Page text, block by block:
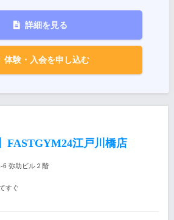
詳細を見る
体験・入会を申し込む
FASTGYM24江戸川橋店
6 弥助ビル２階
すぐ